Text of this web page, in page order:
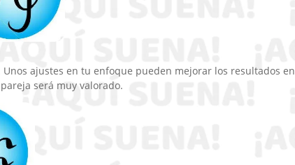
ajustes en tu enfoque pueden mejorar los resultados en
será muy valorado.